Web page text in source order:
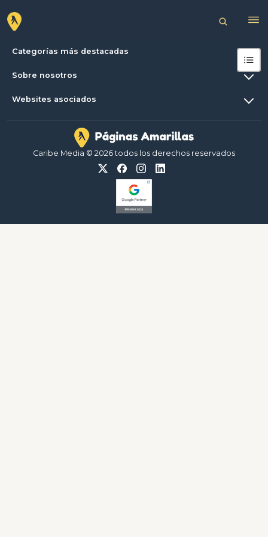
Categorías más destacadas
Sobre nosotros
Websites asociados
Caribe Media © 2026 todos los derechos reservados